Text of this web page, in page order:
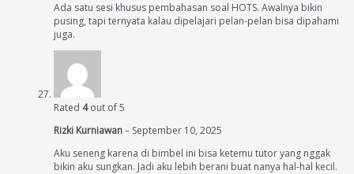
Ada satu sesi khusus pembahasan soal HOTS. Awalnya bikin
pusing, tapi ternyata kalau dipelajari pelan-pelan bisa dipahami
juga.
Rated 4out of 5
Rizki Kurniawan– September 10, 2025
Aku seneng karena di bimbel ini bisa ketemu tutor yang nggak
bikin aku sungkan. Jadi aku lebih berani buat nanya hal-hal kecil.